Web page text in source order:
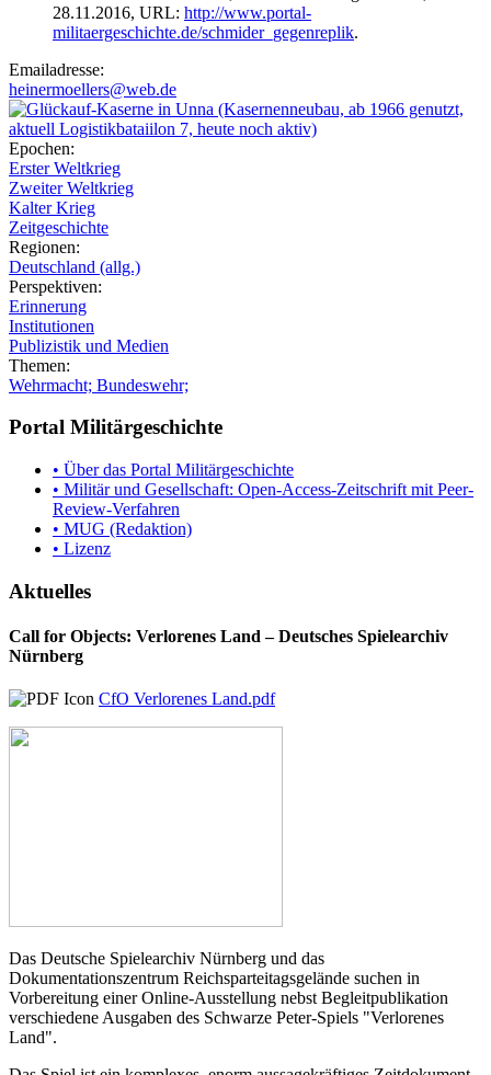
28.11.2016, URL: http://www.portal-
militaergeschichte.de/schmider_gegenreplik.
Emailadresse:
heinermoellers@web.de
Epochen:
Erster Weltkrieg
Zweiter Weltkrieg
Kalter Krieg
Zeitgeschichte
Regionen:
Deutschland (allg.)
Perspektiven:
Erinnerung
Institutionen
Publizistik und Medien
Themen:
Wehrmacht; Bundeswehr;
Portal Militärgeschichte
• Über das Portal Militärgeschichte
• Militär und Gesellschaft: Open-Access-Zeitschrift mit Peer-
Review-Verfahren
• MUG (Redaktion)
• Lizenz
Aktuelles
Call for Objects: Verlorenes Land – Deutsches Spielearchiv
Nürnberg
CfO Verlorenes Land.pdf
Das Deutsche Spielearchiv Nürnberg und das
Dokumentationszentrum Reichsparteitagsgelände suchen in
Vorbereitung einer Online-Ausstellung nebst Begleitpublikation
verschiedene Ausgaben des Schwarze Peter-Spiels "Verlorenes
Land".